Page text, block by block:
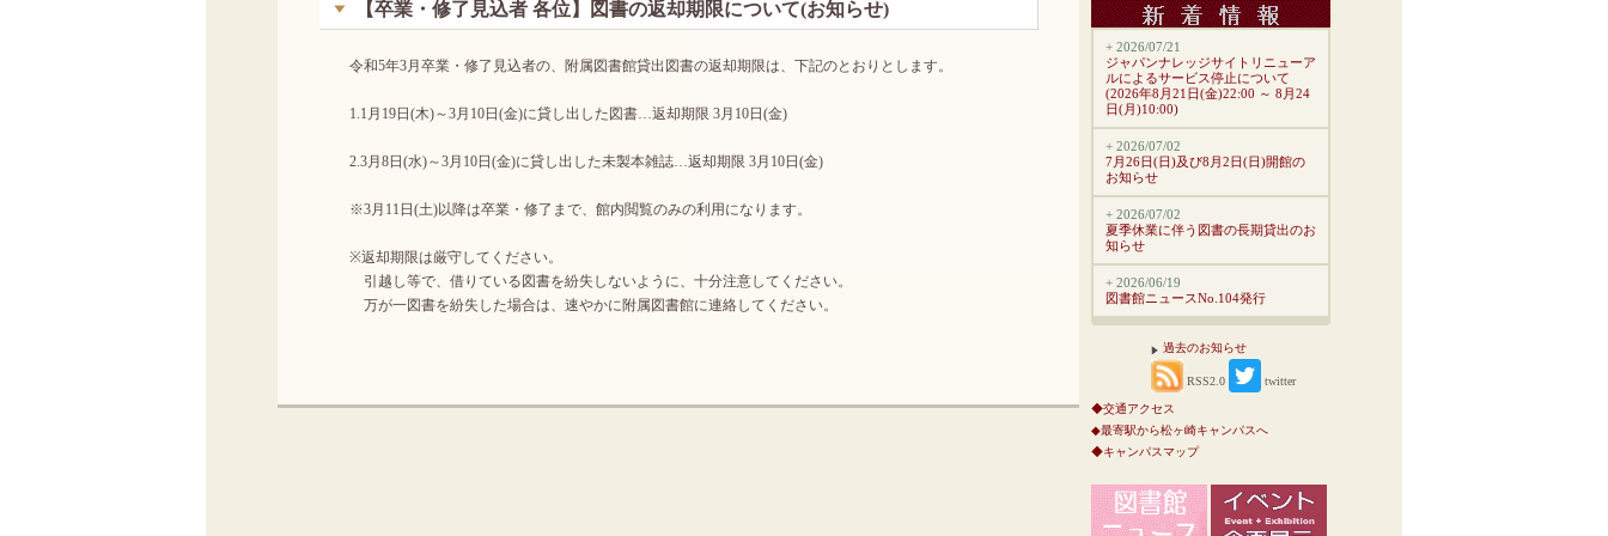
【卒業・修了見込者 各位】図書の返却期限について(お知らせ)
令和5年3月卒業・修了見込者の、附属図書館貸出図書の返却期限は、下記のとおりとします。
1.1月19日(木)～3月10日(金)に貸し出した図書…返却期限 3月10日(金)
2.3月8日(水)～3月10日(金)に貸し出した未製本雑誌…返却期限 3月10日(金)
※3月11日(土)以降は卒業・修了まで、館内閲覧のみの利用になります。
※返却期限は厳守してください。
引越し等で、借りている図書を紛失しないように、十分注意してください。
万が一図書を紛失した場合は、速やかに附属図書館に連絡してください。
+ 2026/07/21
ジャパンナレッジサイトリニューア
ルによるサービス停止について
(2026年8月21日(金)22:00 ～ 8月24
日(月)10:00)
+ 2026/07/02
7月26日(日)及び8月2日(日)開館の
お知らせ
+ 2026/07/02
夏季休業に伴う図書の長期貸出のお
知らせ
+ 2026/06/19
図書館ニュースNo.104発行
過去のお知らせ
RSS2.0 twitter
◆交通アクセス
◆最寄駅から松ヶ崎キャンパスへ
◆キャンパスマップ